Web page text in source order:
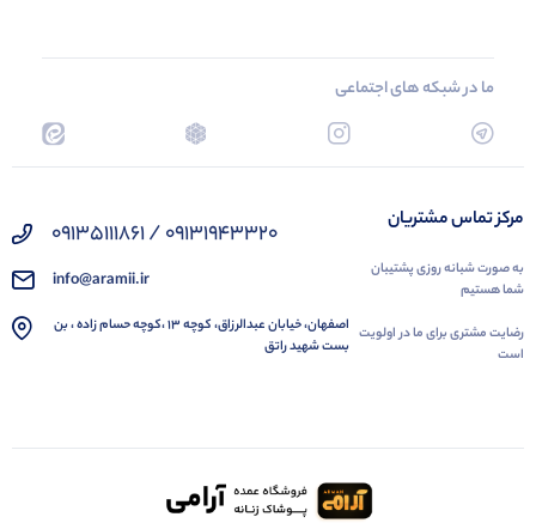
ما در شبکه های اجتماعی
مرکز تماس مشتریان
به صورت شبانه روزی پشتیبان
شما هستیم
رضایت مشتری برای ما در اولویت
است
09131943320 / 09135111861
info@aramii.ir
اصفهان، خیابان عبدالرزاق، کوچه 13 ،کوچه حسام زاده ، بن
بست شهید راتق